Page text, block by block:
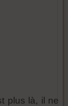
plus là, il ne